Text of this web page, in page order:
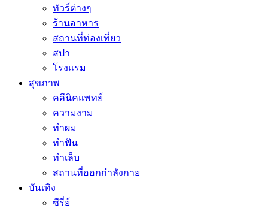
ทัวร์ต่างๆ
ร้านอาหาร
สถานที่ท่องเที่ยว
สปา
โรงแรม
สุขภาพ
คลีนิคแพทย์
ความงาม
ทำผม
ทำฟัน
ทำเล็บ
สถานที่ออกกำลังกาย
บันเทิง
ซีรี่ย์